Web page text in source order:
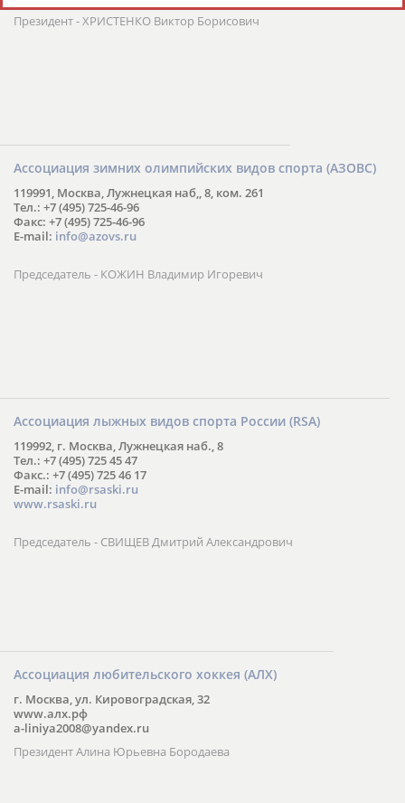
Президент - ХРИСТЕНКО Виктор Борисович
Ассоциация зимних олимпийских видов спорта (АЗОВС)
119991, Москва, Лужнецкая наб,, 8, ком. 261
Тел.: +7 (495) 725-46-96
Факс: +7 (495) 725-46-96
E-mail: info@azovs.ru
Председатель - КОЖИН Владимир Игоревич
Ассоциация лыжных видов спорта России (RSA)
119992, г. Москва, Лужнецкая наб., 8
Тел.: +7 (495) 725 45 47
Факс.: +7 (495) 725 46 17
E-mail: info@rsaski.ru
www.rsaski.ru
Председатель - СВИЩЕВ Дмитрий Александрович
Ассоциация любительского хоккея (АЛХ)
г. Москва, ул. Кировоградская, 32
www.алх.рф
a-liniya2008@yandex.ru
Президент Алина Юрьевна Бородаева